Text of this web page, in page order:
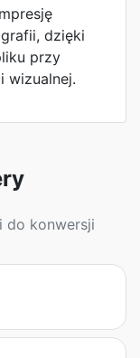
dzięki
przy
wizualnej.
do konwersji